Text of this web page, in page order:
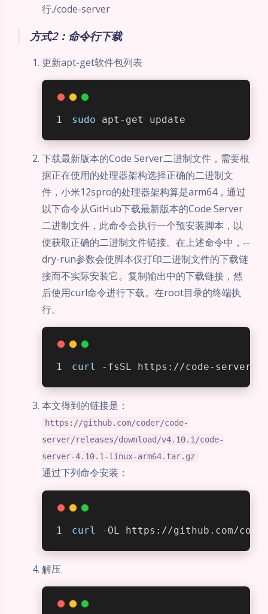
行./code-server
方式2：命令行下载
更新apt-get软件包列表
sudo apt-get update
下载最新版本的Code Server二进制文件，需要根
据正在使用的处理器架构选择正确的二进制文
件，小米12spro的处理器架构算是arm64，通过
以下命令从GitHub下载最新版本的Code Server
二进制文件，此命令会执行一个预安装脚本，以
便获取正确的二进制文件链接。在上述命令中，--
dry-run参数会使脚本仅打印二进制文件的下载链
接而不实际安装它。复制输出中的下载链接，然
后使用curl命令进行下载。在root目录的终端执
行。
curl -fsSL https://code-
本文得到的链接是：
https://github.com/coder/code-
server/releases/download/v4.10.1/code-
server-4.10.1-linux-arm64.tar.gz
通过下列命令安装：
curl -OL https://github.com/
解压